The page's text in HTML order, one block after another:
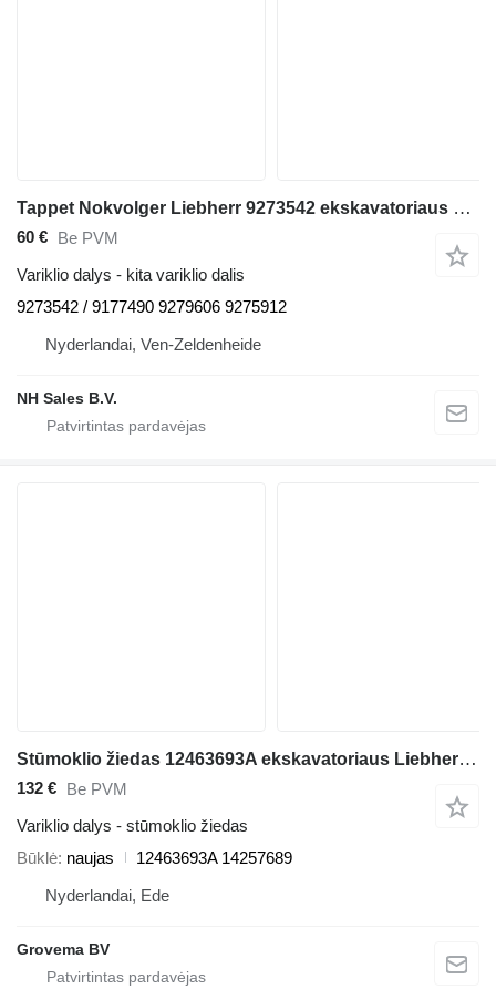
Tappet Nokvolger Liebherr 9273542 ekskavatoriaus Liebherr A312 / A902 / A904 / A912 / A914 / A922 / A924 / A932 / A944 / A954 / R902 / L534-434 / L538-432 / L541-289 / L544-442 / L544-443 / L544-444 / L554-452 / L564 / L574 / L580 / A942 / A974 / P904 / P912 / P932 / P934 / P942 / P944 / P954 / P964 / P974 / R321 / R902 / R904 / R912 / R914 / R922 / R924 / R932 / R934 / R942 / R944 / R954 / R964 / R974 - A 312 / A 902 / A 904 / A 912 / A 914 / A 922 / A 924 / A 932 / A 944 / A 954 / R 902 / L 534 - 434 / L 538 - 432 / L 541 - 289 / L 544 - 442 / L 544 - 443 / L 544 - 444 / L 554 - 452 / L 564 / L 574 / L580 / A 942 / A 974 / P 904 / P 912 / P 932 / P 934 / P 942 / P 944 / P 954 / P 964 / P 974 / R 321 / R 902 / R 904 / R 912 / R 914 / R 922 / R 924 / R 932 / R 934 / R 942 / R 944 / R 954 / R 964 / R 974
60 € Be PVM
Variklio dalys - kita variklio dalis
9273542 / 9177490 9279606 9275912
Nyderlandai, Ven-Zeldenheide
NH Sales B.V.
Stūmoklio žiedas 12463693A ekskavatoriaus Liebherr A900C Li / A900 ZW / A918 / A918 COMPACT / A922 RAIL / A924 RAIL
132 € Be PVM
Variklio dalys - stūmoklio žiedas
Būklė naujas
12463693A 14257689
Nyderlandai, Ede
Grovema BV